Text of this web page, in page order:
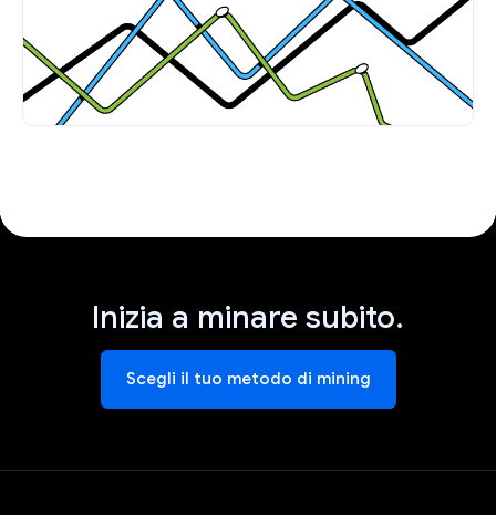
Inizia a minare subito.
Scegli il tuo metodo di mining